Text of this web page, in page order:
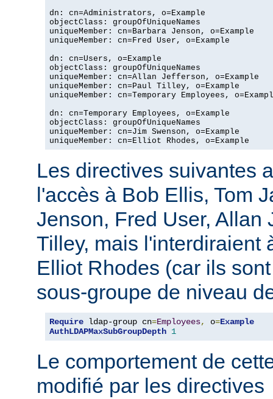
dn: cn=Administrators, o=Example
objectClass: groupOfUniqueNames
uniqueMember: cn=Barbara Jenson, o=Example
uniqueMember: cn=Fred User, o=Example
dn: cn=Users, o=Example
objectClass: groupOfUniqueNames
uniqueMember: cn=Allan Jefferson, o=Example
uniqueMember: cn=Paul Tilley, o=Example
uniqueMember: cn=Temporary Employees,
dn: cn=Temporary Employees, o=Example
objectClass: groupOfUniqueNames
uniqueMember: cn=Jim Swenson, o=Example
uniqueMember: cn=Elliot Rhodes, o=Example
Les directives suivantes
l'accès à Bob Ellis, Tom
Jenson, Fred User, Allan
Tilley, mais l'interdiraient
Elliot Rhodes (car ils
sous-groupe de niveau
Require ldap-group cn=Employees, o=Example
AuthLDAPMaxSubGroupDepth 1
Le comportement de
modifié par les directives